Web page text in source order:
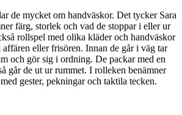
de mycket om handväskor. Det tycker Sara
färg, storlek och vad de stoppar i eller ur
rollspel med olika kläder och handväskor
affären eller frisören. Innan de går i väg tar
och gör sig i ordning. De packar med en
går de ut ur rummet. I rolleken benämner
gester, pekningar och taktila tecken.